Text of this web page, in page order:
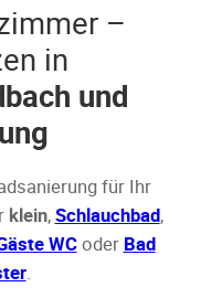
–
in
und
für Ihr
klein,Schlauchbad,
WCoder Bad
.